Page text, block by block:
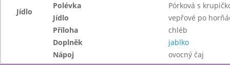
Jídlo
Polévka
Pórková s
Jídlo
vepřové po
Příloha
chléb
Doplněk
jablko
Nápoj
ovocný čaj